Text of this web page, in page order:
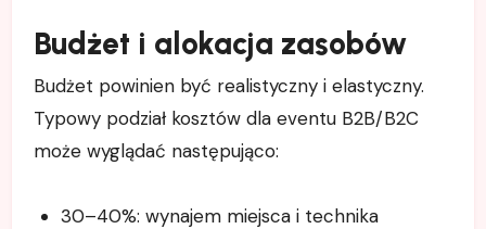
Budżet i alokacja zasobów
Budżet powinien być realistyczny i elastyczny.
Typowy podział kosztów dla eventu B2B/B2C
może wyglądać następująco:
30–40%: wynajem miejsca i technika